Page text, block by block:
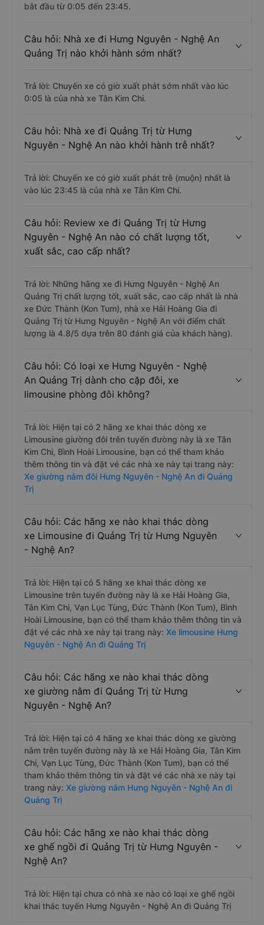
bắt đầu từ 0:05 đến 23:45.
Câu hỏi: Nhà xe đi Hưng Nguyên - Nghệ An
Quảng Trị nào khởi hành sớm nhất?
Trả lời: Chuyến xe có giờ xuất phát sớm nhất vào lúc
0:05 là của nhà xe Tân Kim Chi.
Câu hỏi: Nhà xe đi Quảng Trị từ Hưng
Nguyên - Nghệ An nào khởi hành trễ nhất?
Trả lời: Chuyến xe có giờ xuất phát trễ (muộn) nhất là
vào lúc 23:45 là của nhà xe Tân Kim Chi.
Câu hỏi: Review xe đi Quảng Trị từ Hưng
Nguyên - Nghệ An nào có chất lượng tốt,
xuất sắc, cao cấp nhất?
Trả lời: Những hãng xe đi Hưng Nguyên - Nghệ An
Quảng Trị chất lượng tốt, xuất sắc, cao cấp nhất là nhà
xe Đức Thành (Kon Tum), nhà xe Hải Hoàng Gia đi
Quảng Trị từ Hưng Nguyên - Nghệ An với điểm chất
lượng là 4.8/5 dựa trên 80 đánh giá của khách hàng).
Câu hỏi: Có loại xe Hưng Nguyên - Nghệ
An Quảng Trị dành cho cặp đôi, xe
limousine phòng đôi không?
Trả lời: Hiện tại có 2 hãng xe khai thác dòng xe
Limousine giường đôi trên tuyến đường này là xe Tân
Kim Chi, Bình Hoài Limousine, bạn có thể tham khảo
thêm thông tin và đặt vé các nhà xe này tại trang này:
Xe giường nằm đôi Hưng Nguyên - Nghệ An đi Quảng
Trị
Câu hỏi: Các hãng xe nào khai thác dòng
xe Limousine đi Quảng Trị từ Hưng Nguyên
- Nghệ An?
Trả lời: Hiện tại có 5 hãng xe khai thác dòng xe
Limousine trên tuyến đường này là xe Hải Hoàng Gia,
Tân Kim Chi, Vạn Lục Tùng, Đức Thành (Kon Tum), Bình
Hoài Limousine, bạn có thể tham khảo thêm thông tin và
đặt vé các nhà xe này tại trang này: Xe limousine Hưng
Nguyên - Nghệ An đi Quảng Trị
Câu hỏi: Các hãng xe nào khai thác dòng
xe giường nằm đi Quảng Trị từ Hưng
Nguyên - Nghệ An?
Trả lời: Hiện tại có 4 hãng xe khai thác dòng xe giường
nằm trên tuyến đường này là xe Hải Hoàng Gia, Tân Kim
Chi, Vạn Lục Tùng, Đức Thành (Kon Tum), bạn có thể
tham khảo thêm thông tin và đặt vé các nhà xe này tại
trang này: Xe giường nằm Hưng Nguyên - Nghệ An đi
Quảng Trị
Câu hỏi: Các hãng xe nào khai thác dòng
xe ghế ngồi đi Quảng Trị từ Hưng Nguyên -
Nghệ An?
Trả lời: Hiện tại chưa có nhà xe nào có loại xe ghế ngồi
khai thác tuyến Hưng Nguyên - Nghệ An đi Quảng Trị